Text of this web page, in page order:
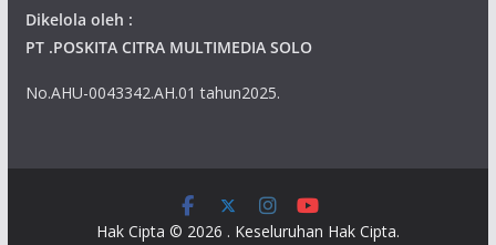
Dikelola oleh :
PT .POSKITA CITRA MULTIMEDIA SOLO
No.AHU-0043342.AH.01 tahun2025.
Hak Cipta © 2026 . Keseluruhan Hak Cipta.